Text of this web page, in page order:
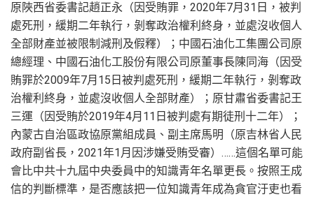
原陜西省委書記趙正永（因受賄罪，2020年7月31日，被判
處死刑，緩期二年執行，剝奪政治權利終身，並處沒收個人
全部財產並被限制減刑及假釋）；中國石油化工集團公司原
總經理、中國石油化工股份有限公司原董事長陳同海（因受
賄罪於2009年7月15日被判處死刑，緩期二年執行，剝奪政
治權利終身，並處沒收個人全部財產）；原甘肅省委書記王
三運（因受賄於2019年4月11日被判處有期徒刑十二年）；
內蒙古自治區政協原黨組成員、副主席馬明（原吉林省人民
政府副省長，2021年1月因涉嫌受賄受審）……這個名單可能
會比中共十九屆中央委員中的知識青年名單更長。按照王成
信的判斷標準，是否應該把一位知識青年成為貪官汙吏也看